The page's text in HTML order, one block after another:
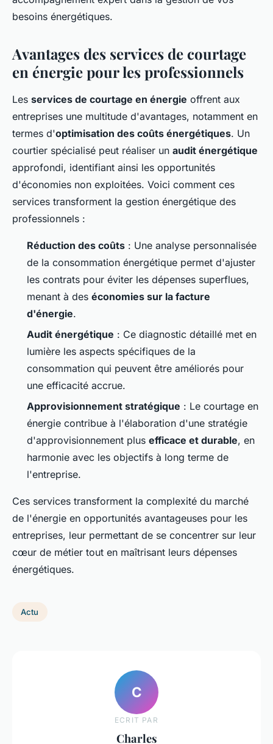
besoins énergétiques.
Avantages des services de courtage
en énergie pour les professionnels
Les services de courtage en énergie offrent aux
entreprises une multitude d'avantages, notamment en
termes d'optimisation des coûts énergétiques. Un
courtier spécialisé peut réaliser un audit énergétique
approfondi, identifiant ainsi les opportunités
d'économies non exploitées. Voici comment ces
services transforment la gestion énergétique des
professionnels :
Réduction des coûts : Une analyse personnalisée
de la consommation énergétique permet d'ajuster
les contrats pour éviter les dépenses superflues,
menant à des économies sur la facture
d'énergie.
Audit énergétique : Ce diagnostic détaillé met en
lumière les aspects spécifiques de la
consommation qui peuvent être améliorés pour
une efficacité accrue.
Approvisionnement stratégique : Le courtage en
énergie contribue à l'élaboration d'une stratégie
d'approvisionnement plus efficace et durable, en
harmonie avec les objectifs à long terme de
l'entreprise.
Ces services transforment la complexité du marché
de l'énergie en opportunités avantageuses pour les
entreprises, leur permettant de se concentrer sur leur
cœur de métier tout en maîtrisant leurs dépenses
énergétiques.
Actu
C
ECRIT PAR
Charles